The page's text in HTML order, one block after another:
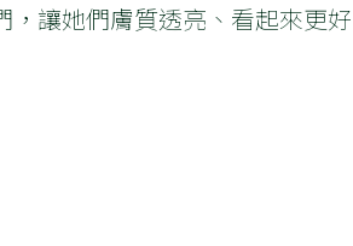
，讓她們膚質透亮、看起來更